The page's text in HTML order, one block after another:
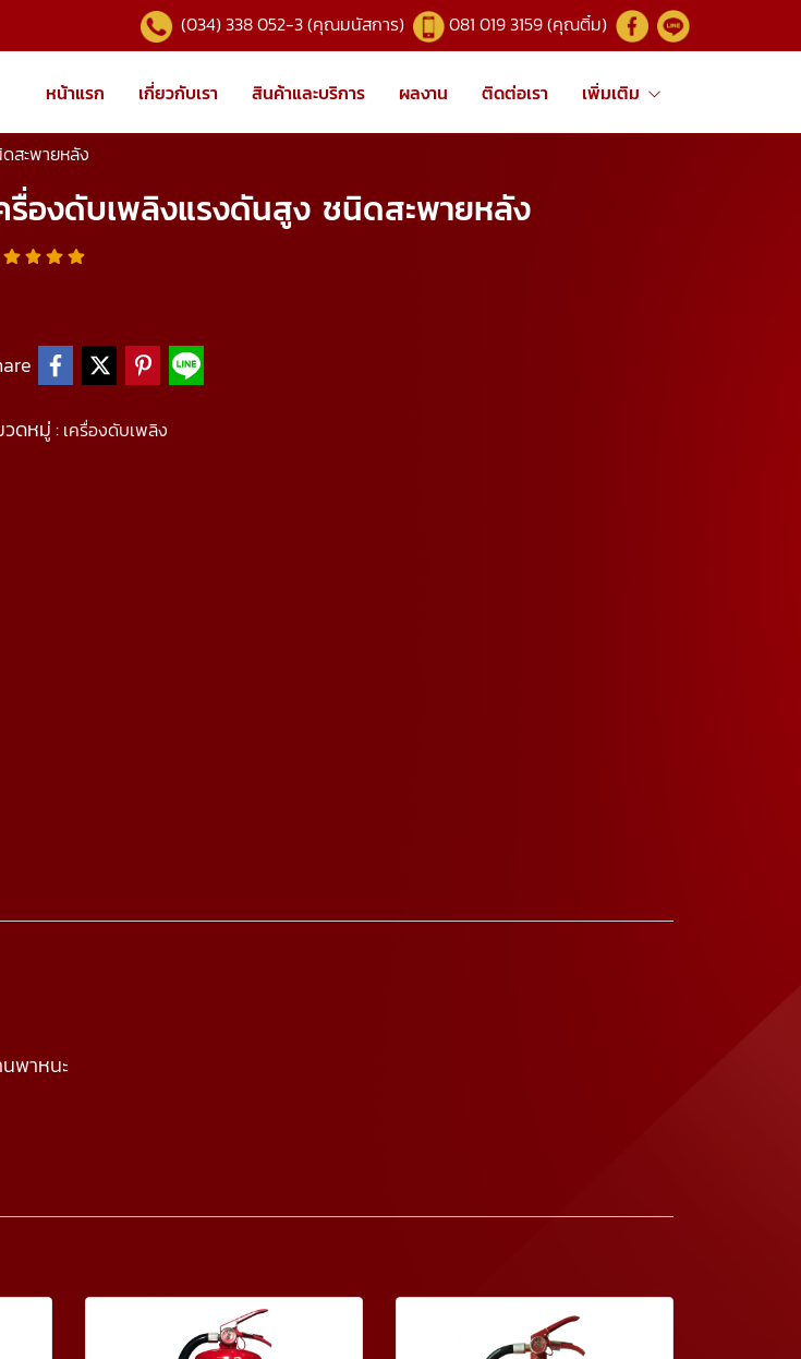
(034) 338 052-3 (คุณมนัสการ) 081 019 3159 (คุณติ๋ม)
หน้าแรก เกี่ยวกับเรา สินค้าและบริการ ผลงาน ติดต่อเรา เพิ่มเติม
สะพายหลัง
รื่องดับเพลิงแรงดันสูง ชนิดสะพายหลัง
ดหมู่ : เครื่องดับเพลิง
พาหนะ